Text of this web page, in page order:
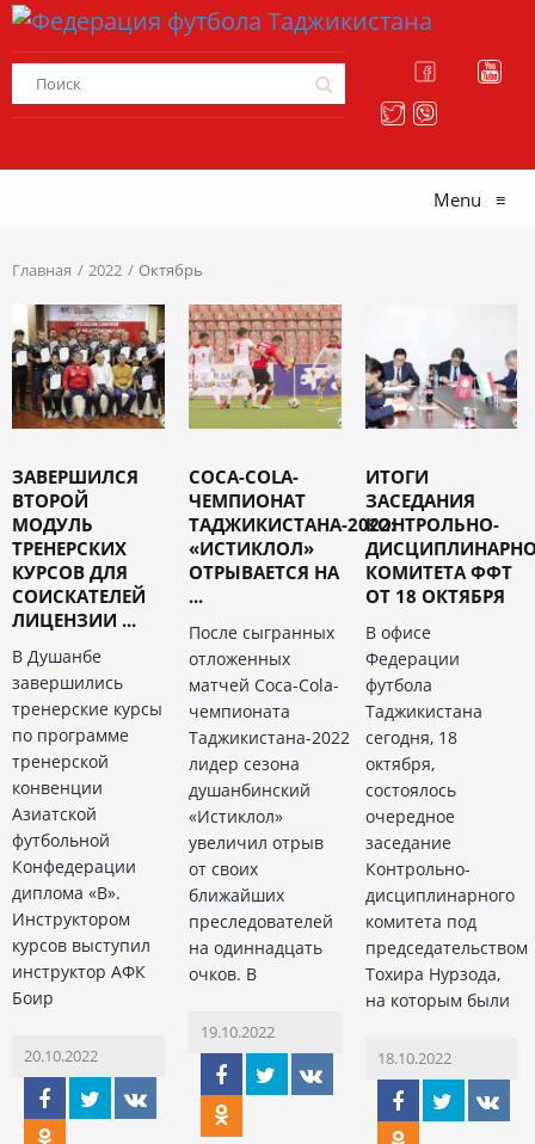
Menu ≡
Главная 2022 Октябрь
ЗАВЕРШИЛСЯ
ВТОРОЙ
МОДУЛЬ
ТРЕНЕРСКИХ
КУРСОВ ДЛЯ
СОИСКАТЕЛЕЙ
ЛИЦЕНЗИИ ...
В Душанбе
завершились
тренерские курсы
по программе
тренерской
конвенции
Азиатской
футбольной
Конфедерации
диплома «В».
Инструктором
курсов выступил
инструктор АФК
Боир
20.10.2022
COCA-COLA-
ЧЕМПИОНАТ
ТАДЖИКИСТАНА-2022:
«ИСТИКЛОЛ»
ОТРЫВАЕТСЯ НА
...
После сыгранных
отложенных
матчей Coca-Cola-
чемпионата
Таджикистана-2022
лидер сезона
душанбинский
«Истиклол»
увеличил отрыв
от своих
ближайших
преследователей
на одиннадцать
очков. В
19.10.2022
ИТОГИ
ЗАСЕДАНИЯ
КОНТРОЛЬНО-
КОМИТЕТА ФФТ
ОТ 18 ОКТЯБРЯ
В офисе
Федерации
футбола
Таджикистана
сегодня, 18
октября,
состоялось
очередное
заседание
Контрольно-
дисциплинарного
комитета под
председательством
Тохира Нурзода,
на которым были
18.10.2022